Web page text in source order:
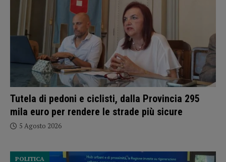
Tutela di pedoni e ciclisti, dalla Provincia 295
mila euro per rendere le strade più sicure
5 Agosto 2026
POLITICA